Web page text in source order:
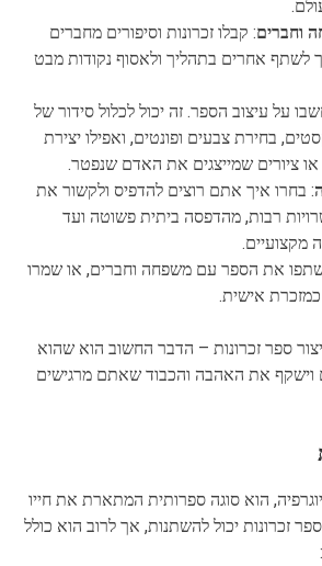
וחברים: קבלו זכרונות וסיפורים מחברים
לשתף אחרים בתהליך ולאסוף נקודות מבט
על עיצוב הספר. זה יכול לכלול סידור של
בחירת צבעים ופונטים, ואפילו יצירת
או ציורים שמייצגים את האדם שנפטר.
: בחרו איך אתם רוצים להדפיס ולקשור את
רבות, מהדפסה ביתית פשוטה ועד
מקצועיים.
את הספר עם משפחה וחברים, או שמרו
אישית.
ספר זכרונות – הדבר החשוב הוא שהוא
וישקף את האהבה והכבוד שאתם מרגישים
הוא סוגה ספרותית המתארת את חייו
זכרונות יכול להשתנות, אך לרוב הוא כולל